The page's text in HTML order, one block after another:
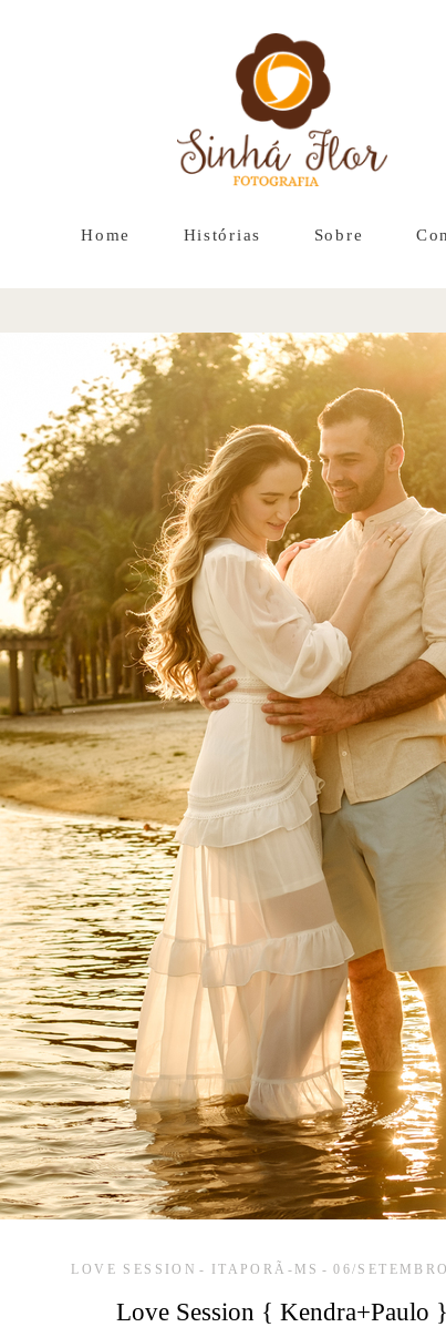
Home Histórias Sobre
LOVE SESSION ITAPORÃ-MS 06/
Love Session { Kendra+Paulo }